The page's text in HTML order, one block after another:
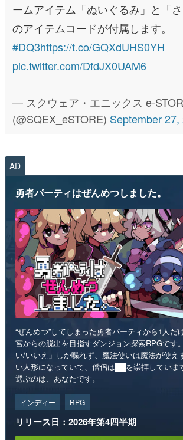
ームアイテム「ぬいぐるみ」と「さ
のアイテムコードが付属します。
#DQ3https://t.co/GQXdUHS0YH
pic.twitter.com/DfdJX0UAM6
— スクウェア・エニックス e-
(@SQEX_eSTORE) September 27,
AD
勇者パーティはぜんめつしました。
“ぜんめつ”してしまった勇者パーティから1人だ
宮からの脱出を目指すダンジョン探索RPGです
い/いいえ」しか喋れず、魔法使いは魔法が使え
い人形になっていて、僧侶は██を崇拝していま
選ぶのは、あなたです。
インディー RPG
リリース日：2026年第4四半期